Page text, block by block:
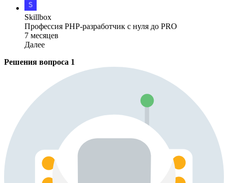
Skillbox
Профессия PHP-разработчик с нуля до PRO
7 месяцев
Далее
Решения вопроса 1